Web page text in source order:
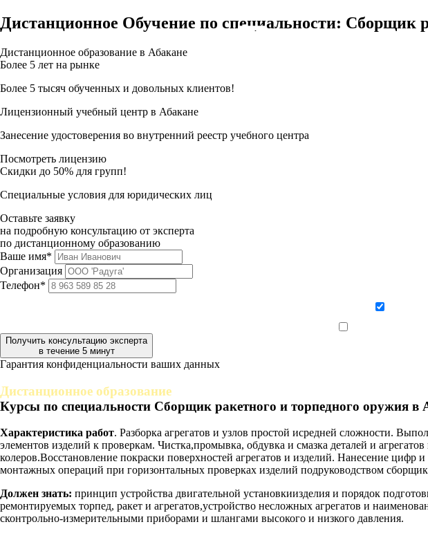
Дистанционное Обучение по специальности: Сборщик
Дистанционное образование в Абакане
Более 5 лет на рынке
Более 5 тысяч обученных и довольных клиентов!
Лицензионный учебный центр в Абакане
Занесение удостоверения во внутренний реестр учебного центра
Посмотреть лицензию
Скидки до 50% для групп!
Специальные условия для юридических лиц
Оставьте заявку
на подробную консультацию от эксперта
по дистанционному образованию
Ваше имя*
Организация
Телефон*
Получить консультацию эксперта
в течение 5 минут
Гарантия конфиденциальности ваших данных
Дистанционное образование
Курсы по специальности Сборщик ракетного и торпедного оружия в
Характеристика работ. Разборка агрегатов и узлов простой исредней сложности.
элементов изделий к проверкам. Чистка,промывка, обдувка и смазка деталей и
колеров.Восстановление покраски поверхностей агрегатов и изделий. Нанесение
монтажных операций при горизонтальных проверках изделий подруководством
Должен знать: принцип устройства двигательной установкиизделия и порядок
ремонтируемых торпед, ракет и агрегатов,устройство несложных агрегатов и
сконтрольно-измерительными приборами и шлангами высокого и низкого давления.